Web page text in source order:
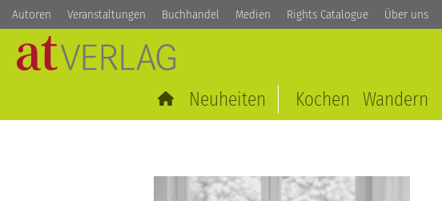
Autoren Veranstaltungen Buchhandel Medien Rights Catalogue Über uns
Neuheiten Kochen Wandern